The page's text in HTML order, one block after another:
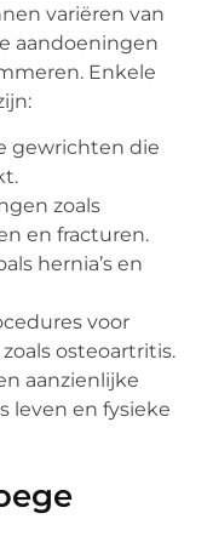
variëren van
aandoeningen
Enkele
gewrichten die
zoals
en fracturen.
hernia’s en
voor
osteoartritis.
aanzienlijke
leven en fysieke